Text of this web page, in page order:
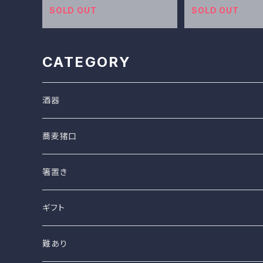
SOLD OUT
SOLD OUT
CATEGORY
酒器
蕎麦猪口
箸置き
ギフト
難あり